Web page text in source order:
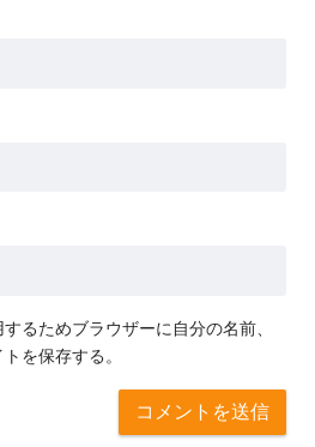
るためブラウザーに自分の名前、
を保存する。